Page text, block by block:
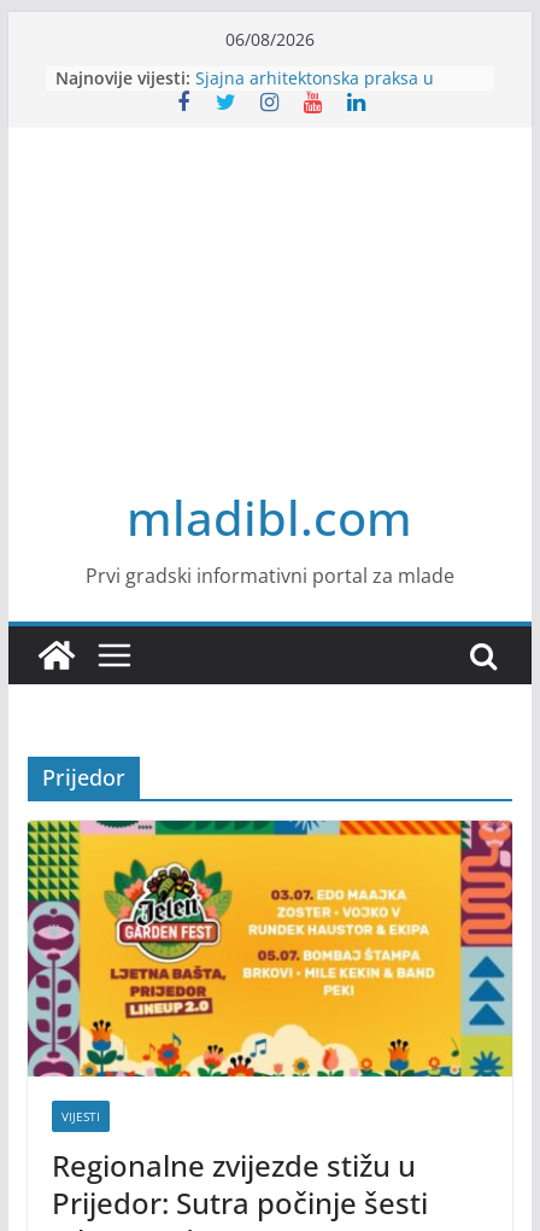
content
06/08/2026
Najnovije vijesti: Sjajna arhitektonska praksa u
Švajcarskoj
mladibl.com
Prvi gradski informativni portal za mlade
Prijedor
VIJESTI
Regionalne zvijezde stižu u
Prijedor: Sutra počinje šesti